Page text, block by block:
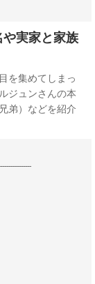
実家と家族
を集めてしまっ
ジュンさんの本
弟）などを紹介